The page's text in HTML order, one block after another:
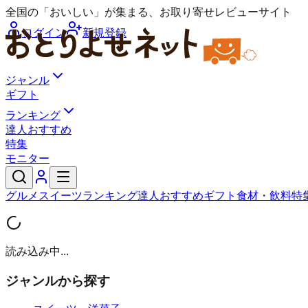
全国の「おいしい」が集まる、お取り寄せレビューサイト
ログイン
新規登録
ジャンル
ギフト
ランキング
達人おすすめ
特集
モニター
グルメ スイーツランキング達人おすすめギフト 食材・飲料特
読み込み中...
ジャンルから探す